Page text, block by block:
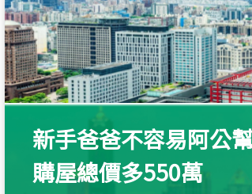
新手爸爸不容易阿公
購屋總價多550萬